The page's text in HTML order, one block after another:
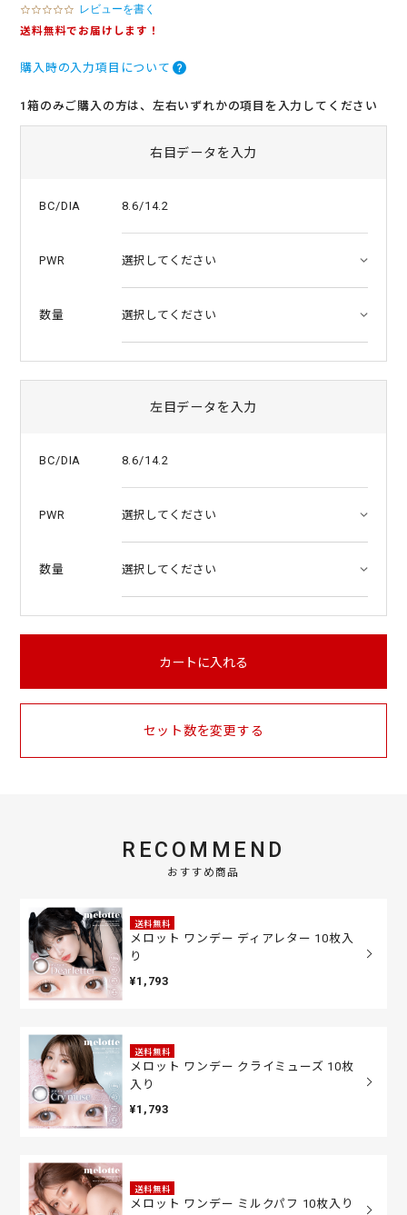
0
.
t
r
レビューを書く
送料無料でお届けします！
購入時の入力項目について
1箱のみご購入の方は、左右いずれかの項目を入力してください
右目データを入力
BC/DIA 8.6/14.2
PWR
数量
左目データを入力
BC/DIA 8.6/14.2
PWR
数量
カートに入れる
セット数を変更する
RECOMMEND
おすすめ商品
送料無料
メロット ワンデー ディアレター 10枚入
り
¥1,793
送料無料
メロット ワンデー クライミューズ 10枚
入り
¥1,793
送料無料
メロット ワンデー ミルクパフ 10枚入り